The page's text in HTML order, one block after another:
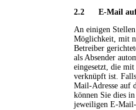
2.2 E-Mail
An einigen
Möglichkeit, mit
Betreiber
als Absender
eingesetzt, die
verknüpft ist.
Mail-Adresse auf
können Sie dies
jeweiligen E-